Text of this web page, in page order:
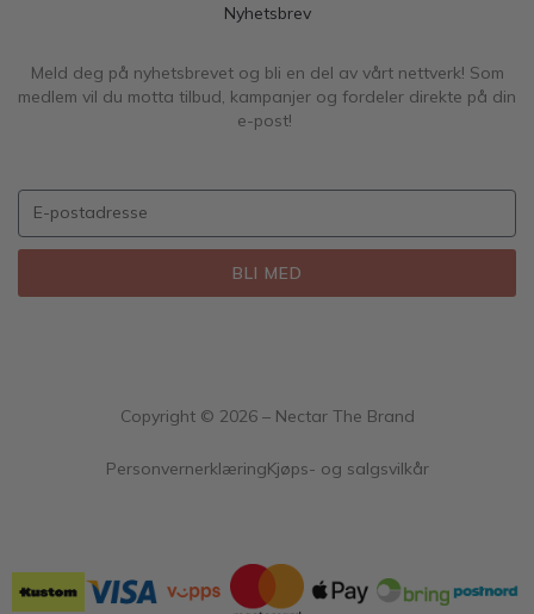
Nyhetsbrev
Meld deg på nyhetsbrevet og bli en del av vårt nettverk! Som
medlem vil du motta tilbud, kampanjer og fordeler direkte på din
e-post!
BLI MED
Copyright © 2026– Nectar The Brand
PersonvernerklæringKjøps- og salgsvilkår